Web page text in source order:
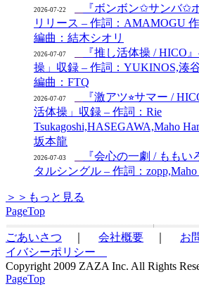
2026-07-22
『ボンボン✩サンバ✩
リリース – 作詞：AMAMOGU
編曲：結木シオリ
2026-07-07
『推し活体操 / HICO
操」収録 – 作詞：YUKINOS,湊
編曲：FTQ
2026-07-07
『激アツ⭐︎サマー /
活体操」収録 – 作詞：Rie
Tsukagoshi,HASEGAWA,Maho
坂本龍
2026-07-03
『会心の一劇 / もも
タルシングル – 作詞：zopp,Maho
＞＞もっと見る
PageTop
ごあいさつ 会社概要 お
イバシーポリシー
Copyright 2009 ZAZA Inc. All Rights
PageTop